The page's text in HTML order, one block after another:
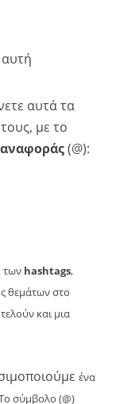
αυτά τα
με το
αναφοράς(@):
των hashtags,
θεμάτων στο
και μια
ένα
σύμβολο (@)